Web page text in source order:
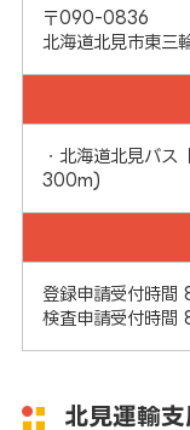
〒090-0836
北海道北見市東三
・北海道北見バス
300m)
登録申請受付時
検査申請受付時
北見運輸